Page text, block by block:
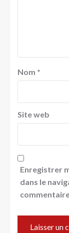
Nom *
Site web
Enregistrer
dans le